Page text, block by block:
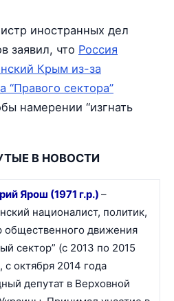
иностранных дел
заявил, что Россия
Крым из-за
“Правого сектора”
намерении “изгнать
В НОВОСТИ
Ярош (1971 г.р.) –
националист, политик,
общественного движения
сектор” (с 2013 по 2015
с октября 2014 года
депутат в Верховной